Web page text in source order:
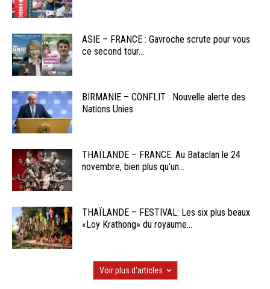
ASIE – FRANCE : Gavroche scrute pour vous
ce second tour...
BIRMANIE – CONFLIT : Nouvelle alerte des
Nations Unies
THAÏLANDE – FRANCE: Au Bataclan le 24
novembre, bien plus qu’un...
THAÏLANDE – FESTIVAL: Les six plus beaux
«Loy Krathong» du royaume...
Voir plus d'articles